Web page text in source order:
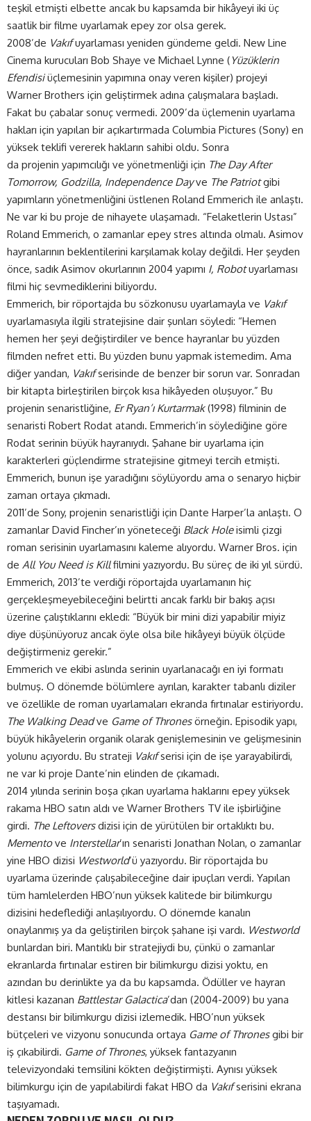
teşkil etmişti elbette ancak bu kapsamda bir hikâyeyi iki üç
saatlik bir filme uyarlamak epey zor olsa gerek.
2008’de Vakıfuyarlaması yeniden gündeme geldi. New Line
Cinema kurucuları Bob Shaye ve Michael Lynne (Yüzüklerin
Efendisiüçlemesinin yapımına onay veren kişiler) projeyi
Warner Brothers için geliştirmek adına çalışmalara başladı.
Fakat bu çabalar sonuç vermedi. 2009’da üçlemenin uyarlama
hakları için yapılan bir açıkartırmada Columbia Pictures (Sony) en
yüksek teklifi vererek hakların sahibi oldu. Sonra
da projenin yapımcılığı ve yönetmenliği için The Day After
Tomorrow, Godzilla, Independence Dayve The Patriotgibi
yapımların yönetmenliğini üstlenen Roland Emmerich ile anlaştı.
Ne var ki bu proje de nihayete ulaşamadı. “Felaketlerin Ustası”
Roland Emmerich, o zamanlar epey stres altında olmalı. Asimov
hayranlarının beklentilerini karşılamak kolay değildi. Her şeyden
önce, sadık Asimov okurlarının 2004 yapımı I, Robotuyarlaması
filmi hiç sevmediklerini biliyordu.
Emmerich, bir röportajda bu sözkonusu uyarlamayla ve Vakıf
uyarlamasıyla ilgili stratejisine dair şunları söyledi: “Hemen
hemen her şeyi değiştirdiler ve bence hayranlar bu yüzden
filmden nefret etti. Bu yüzden bunu yapmak istemedim. Ama
diğer yandan, Vakıfserisinde de benzer bir sorun var. Sonradan
bir kitapta birleştirilen birçok kısa hikâyeden oluşuyor.” Bu
projenin senaristliğine, Er Ryan’ı Kurtarmak(1998) filminin de
senaristi Robert Rodat atandı. Emmerich’in söylediğine göre
Rodat serinin büyük hayranıydı. Şahane bir uyarlama için
karakterleri güçlendirme stratejisine gitmeyi tercih etmişti.
Emmerich, bunun işe yaradığını söylüyordu ama o senaryo hiçbir
zaman ortaya çıkmadı.
2011’de Sony, projenin senaristliği için Dante Harper’la anlaştı. O
zamanlar David Fincher’ın yöneteceği Black Holeisimli çizgi
roman serisinin uyarlamasını kaleme alıyordu. Warner Bros. için
de All You Need is Killfilmini yazıyordu. Bu süreç de iki yıl sürdü.
Emmerich, 2013’te verdiği röportajda uyarlamanın hiç
gerçekleşmeyebileceğini belirtti ancak farklı bir bakış açısı
üzerine çalıştıklarını ekledi: “Büyük bir mini dizi yapabilir miyiz
diye düşünüyoruz ancak öyle olsa bile hikâyeyi büyük ölçüde
değiştirmeniz gerekir.”
Emmerich ve ekibi aslında serinin uyarlanacağı en iyi formatı
bulmuş. O dönemde bölümlere ayrılan, karakter tabanlı diziler
ve özellikle de roman uyarlamaları ekranda fırtınalar estiriyordu.
The Walking Deadve Game of Thronesörneğin. Episodik yapı,
büyük hikâyelerin organik olarak genişlemesinin ve gelişmesinin
yolunu açıyordu. Bu strateji Vakıfserisi için de işe yarayabilirdi,
ne var ki proje Dante’nin elinden de çıkamadı.
2014 yılında serinin boşa çıkan uyarlama haklarını epey yüksek
rakama HBO satın aldı ve Warner Brothers TV ile işbirliğine
girdi. The Leftoversdizisi için de yürütülen bir ortaklıktı bu.
Mementove Interstellar’ın senaristi Jonathan Nolan, o zamanlar
yine HBO dizisi Westworld’ü yazıyordu. Bir röportajda bu
uyarlama üzerinde çalışabileceğine dair ipuçları verdi. Yapılan
tüm hamlelerden HBO’nun yüksek kalitede bir bilimkurgu
dizisini hedeflediği anlaşılıyordu. O dönemde kanalın
onaylanmış ya da geliştirilen birçok şahane işi vardı. Westworld
bunlardan biri. Mantıklı bir stratejiydi bu, çünkü o zamanlar
ekranlarda fırtınalar estiren bir bilimkurgu dizisi yoktu, en
azından bu derinlikte ya da bu kapsamda. Ödüller ve hayran
kitlesi kazanan Battlestar Galactica’dan (2004-2009) bu yana
destansı bir bilimkurgu dizisi izlemedik. HBO’nun yüksek
bütçeleri ve vizyonu sonucunda ortaya Game of Thronesgibi bir
iş çıkabilirdi. Game of Thrones, yüksek fantazyanın
televizyondaki temsilini kökten değiştirmişti. Aynısı yüksek
bilimkurgu için de yapılabilirdi fakat HBO da Vakıfserisini ekrana
taşıyamadı.